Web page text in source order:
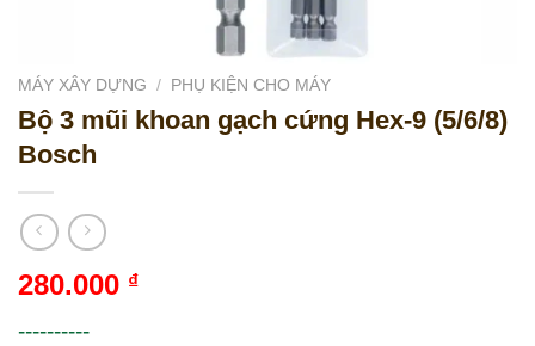
MÁY XÂY DỰNG / PHỤ KIỆN CHO MÁY
Bộ 3 mũi khoan gạch cứng Hex-9 (5/6/8)
Bosch
280.000 ₫
----------